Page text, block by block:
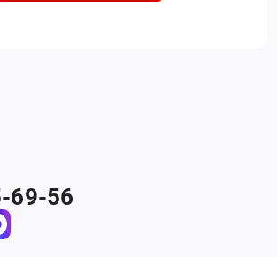
69-56